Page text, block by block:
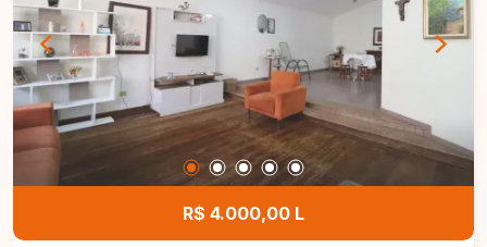
R$ 4.000,00 L